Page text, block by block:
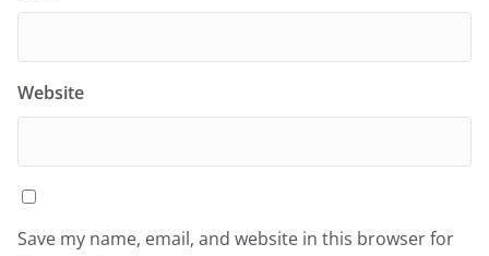
Website
Save my name, email, and website in this browser for